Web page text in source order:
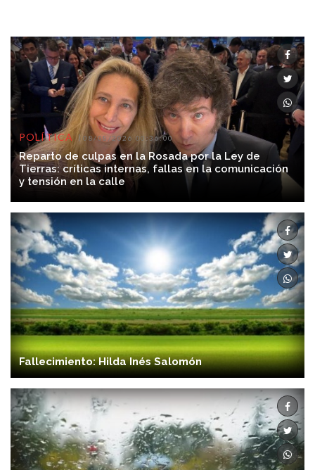
POLÍTICA 08/08/2026 00:36:00
Reparto de culpas en la Rosada por la Ley de
Tierras: críticas internas, fallas en la comunicación
y tensión en la calle
Fallecimiento: Hilda Inés Salomón